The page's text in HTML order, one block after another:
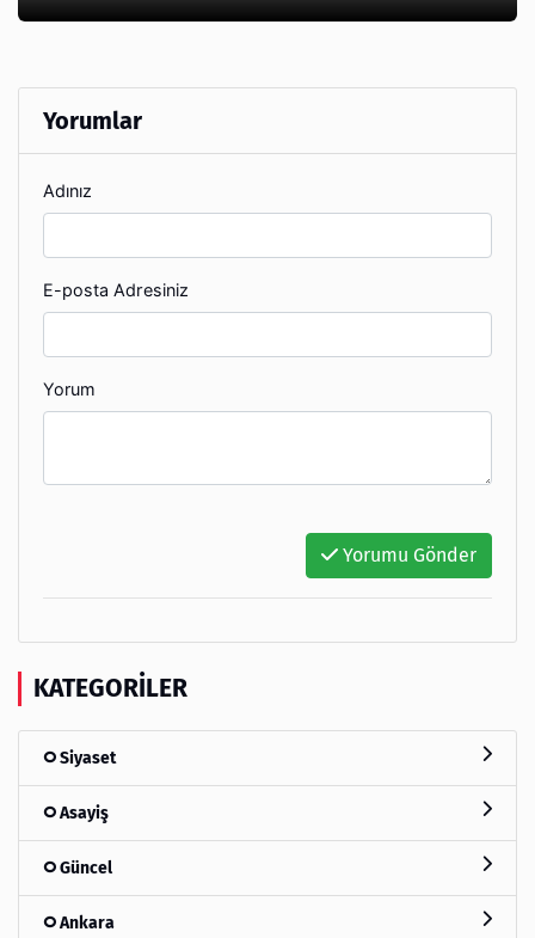
Yorumlar
Adınız
E-posta Adresiniz
Yorum
Yorumu Gönder
KATEGORILER
Siyaset
Asayiş
Güncel
Ankara